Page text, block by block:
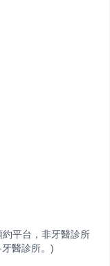
平台，非牙醫診所
醫診所。)